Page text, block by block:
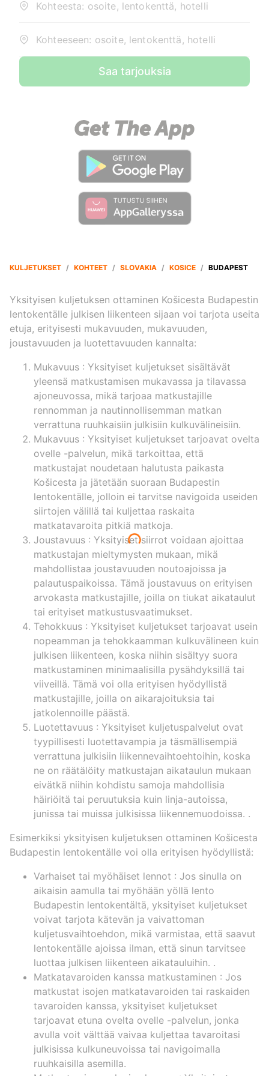
Kohteesta: osoite, lentokenttä, hotelli
Kohteeseen: osoite, lentokenttä, hotelli
Saa tarjouksia
KULJETUKSET / KOHTEET / SLOVAKIA / KOSICE / BUDAPEST
Yksityisen kuljetuksen ottaminen Košicesta Budapestin
lentokentälle julkisen liikenteen sijaan voi tarjota useita
etuja, erityisesti mukavuuden, mukavuuden,
joustavuuden ja luotettavuuden kannalta:
Mukavuus : Yksityiset kuljetukset sisältävät
yleensä matkustamisen mukavassa ja tilavassa
ajoneuvossa, mikä tarjoaa matkustajille
rennomman ja nautinnollisemman matkan
verrattuna ruuhkaisiin julkisiin kulkuvälineisiin.
Mukavuus : Yksityiset kuljetukset tarjoavat ovelta
ovelle -palvelun, mikä tarkoittaa, että
matkustajat noudetaan halutusta paikasta
Košicesta ja jätetään suoraan Budapestin
lentokentälle, jolloin ei tarvitse navigoida useiden
siirtojen välillä tai kuljettaa raskaita
matkatavaroita pitkiä matkoja.
Joustavuus : Yksityiset siirrot voidaan ajoittaa
matkustajan mieltymysten mukaan, mikä
mahdollistaa joustavuuden noutoajoissa ja
palautuspaikoissa. Tämä joustavuus on erityisen
arvokasta matkustajille, joilla on tiukat aikataulut
tai erityiset matkustusvaatimukset.
Tehokkuus : Yksityiset kuljetukset tarjoavat usein
nopeamman ja tehokkaamman kulkuvälineen kuin
julkisen liikenteen, koska niihin sisältyy suora
matkustaminen minimaalisilla pysähdyksillä tai
viiveillä. Tämä voi olla erityisen hyödyllistä
matkustajille, joilla on aikarajoituksia tai
jatkolennoille päästä.
Luotettavuus : Yksityiset kuljetuspalvelut ovat
tyypillisesti luotettavampia ja täsmällisempiä
verrattuna julkisiin liikennevaihtoehtoihin, koska
ne on räätälöity matkustajan aikataulun mukaan
eivätkä niihin kohdistu samoja mahdollisia
häiriöitä tai peruutuksia kuin linja-autoissa,
junissa tai muissa julkisissa liikennemuodoissa. .
Esimerkiksi yksityisen kuljetuksen ottaminen Košicesta
Budapestin lentokentälle voi olla erityisen hyödyllistä:
Varhaiset tai myöhäiset lennot : Jos sinulla on
aikaisin aamulla tai myöhään yöllä lento
Budapestin lentokentältä, yksityiset kuljetukset
voivat tarjota kätevän ja vaivattoman
kuljetusvaihtoehdon, mikä varmistaa, että saavut
lentokentälle ajoissa ilman, että sinun tarvitsee
luottaa julkisen liikenteen aikatauluihin. .
Matkatavaroiden kanssa matkustaminen : Jos
matkustat isojen matkatavaroiden tai raskaiden
tavaroiden kanssa, yksityiset kuljetukset
tarjoavat etuna ovelta ovelle -palvelun, jonka
avulla voit välttää vaivaa kuljettaa tavaroitasi
julkisissa kulkuneuvoissa tai navigoimalla
ruuhkaisilla asemilla.